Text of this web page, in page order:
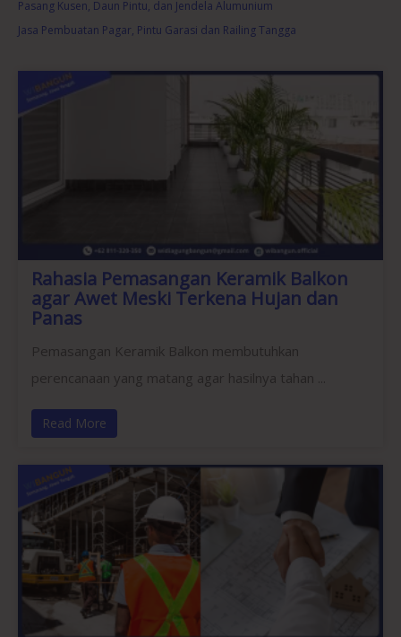
Pasang Kusen, Daun Pintu, dan Jendela Alumunium
Jasa Pembuatan Pagar, Pintu Garasi dan Railing Tangga
Rahasia Pemasangan Keramik Balkon
agar Awet Meski Terkena Hujan dan
Panas
Pemasangan Keramik Balkon membutuhkan
perencanaan yang matang agar hasilnya tahan ...
Read More